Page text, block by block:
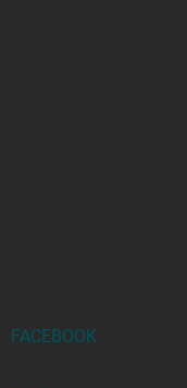
FACEBOOK